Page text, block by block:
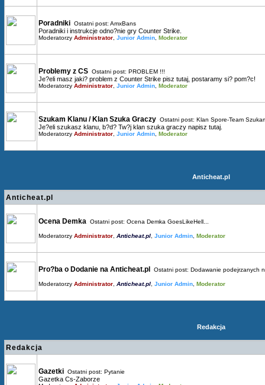
Poradniki Ostatni post: AmxBans
Poradniki i instrukcje odno?nie gry Counter Strike.
Moderatorzy Administrator Junior Admin Moderator
Problemy z CS Ostatni post: PROBLEM !!!
Je?eli masz jaki? problem z Counter Strike pisz tutaj, postaramy si? pom?c!
Moderatorzy Administrator Junior Admin Moderator
Szukam Klanu / Klan Szuka Graczy Ostatni post: Klan Spore-Team
Je?eli szukasz klanu, b?d? Tw?j klan szuka graczy napisz tutaj.
Moderatorzy Administrator Junior Admin Moderator
Anticheat.pl
Anticheat.pl
Ocena Demka Ostatni post: Ocena Demka GoesLikeHell...
Moderatorzy Administrator Anticheat.pl Junior Admin Moderator
Pro?ba o Dodanie na Anticheat.pl Ostatni post: Dodawanie podejrzanych
Moderatorzy Administrator Anticheat.pl Junior Admin Moderator
Redakcja
Redakcja
Gazetki Ostatni post: Pytanie
Gazetka Cs-Zaborze